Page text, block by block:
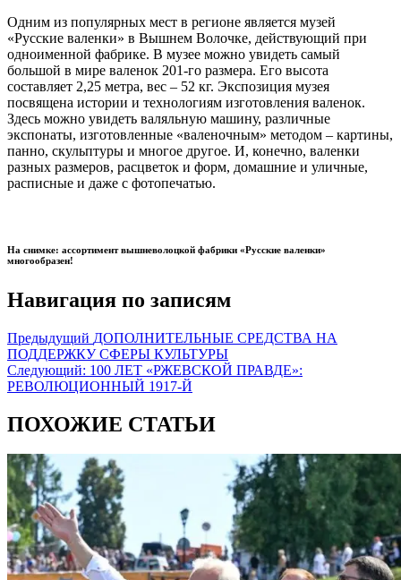
Одним из популярных мест в регионе является музей
«Русские валенки» в Вышнем Волочке, действующий при
одноименной фабрике. В музее можно увидеть самый
большой в мире валенок 201-го размера. Его высота
составляет 2,25 метра, вес – 52 кг. Экспозиция музея
посвящена истории и технологиям изготовления валенок.
Здесь можно увидеть валяльную машину, различные
экспонаты, изготовленные «валеночным» методом – картины,
панно, скульптуры и многое другое. И, конечно, валенки
разных размеров, расцветок и форм, домашние и уличные,
расписные и даже с фотопечатью.
На снимке: ассортимент вышневолоцкой фабрики «Русские валенки»
многообразен!
Навигация по записям
Предыдущий ДОПОЛНИТЕЛЬНЫЕ СРЕДСТВА НА
ПОДДЕРЖКУ СФЕРЫ КУЛЬТУРЫ
Следующий: 100 ЛЕТ «РЖЕВСКОЙ ПРАВДЕ»:
РЕВОЛЮЦИОННЫЙ 1917-Й
ПОХОЖИЕ СТАТЬИ